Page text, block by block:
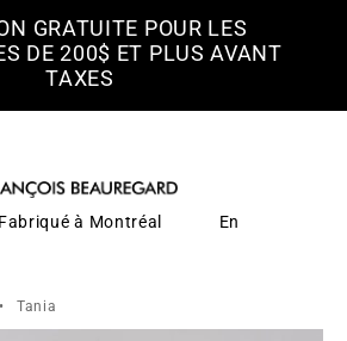
GRATUITE POUR LES
DE 200$ ET PLUS AVANT
TAXES
Fabriqué à Montréal En
• Tania